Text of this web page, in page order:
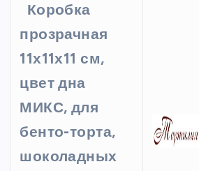
Коробка
прозрачная
11х11х11 см,
цвет дна
МИКС, для
бенто-торта,
шоколадных